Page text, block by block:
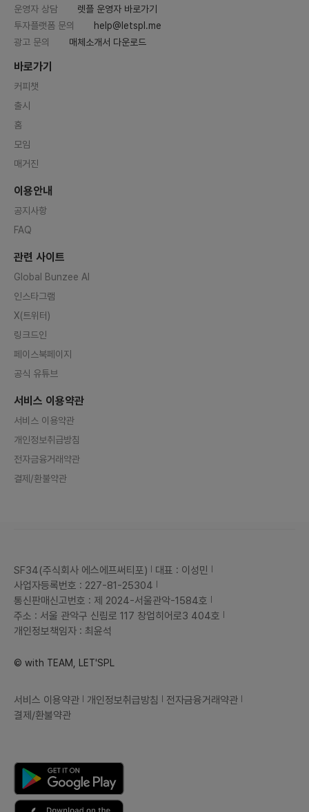
운영자 상담
렛플 운영자 바로가기
투자플랫폼 문의
help@letspl.me
광고 문의
매체소개서 다운로드
바로가기
커피챗
출시
홈
모임
매거진
이용안내
공지사항
FAQ
관련 사이트
Global Bunzee AI
인스타그램
X(트위터)
링크드인
페이스북페이지
공식 유튜브
서비스 이용약관
서비스 이용약관
개인정보취급방침
전자금융거래약관
결제/환불약관
SF34(주식회사 에스에프써티포)
대표 : 이성민
사업자등록번호 : 227-81-25304
통신판매신고번호 : 제 2024-서울관악-1584호
주소 : 서울 관악구 신림로 117 창업히어로3 404호
개인정보책임자 : 최윤석
© with TEAM, LET'SPL
서비스 이용약관 개인정보취급방침
전자금융거래약관
결제/환불약관